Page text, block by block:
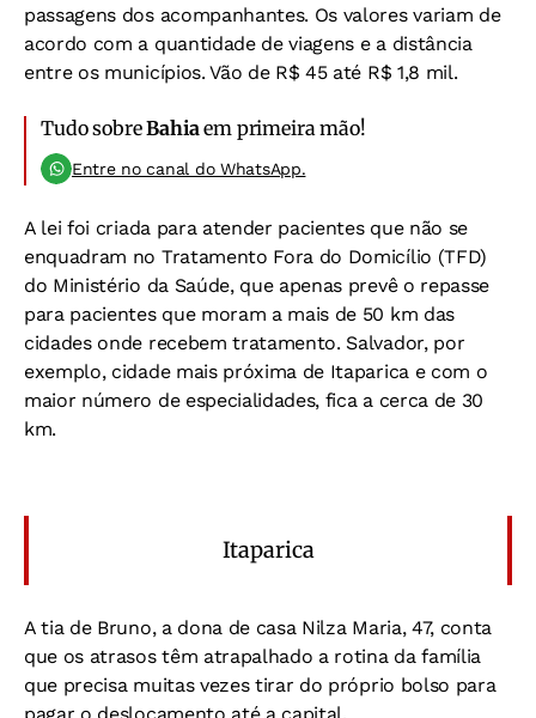
passagens dos acompanhantes. Os valores variam de
acordo com a quantidade de viagens e a distância
entre os municípios. Vão de R$ 45 até R$ 1,8 mil.
Tudo sobreBahiaem primeira mão!
Entre no canal do WhatsApp.
A lei foi criada para atender pacientes que não se
enquadram no Tratamento Fora do Domicílio (TFD)
do Ministério da Saúde, que apenas prevê o repasse
para pacientes que moram a mais de 50 km das
cidades onde recebem tratamento. Salvador, por
exemplo, cidade mais próxima de Itaparica e com o
maior número de especialidades, fica a cerca de 30
km.
Itaparica
A tia de Bruno, a dona de casa Nilza Maria, 47, conta
que os atrasos têm atrapalhado a rotina da família
que precisa muitas vezes tirar do próprio bolso para